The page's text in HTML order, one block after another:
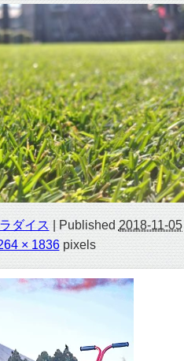
ダイス Published 2018-11-05
× 1836pixels